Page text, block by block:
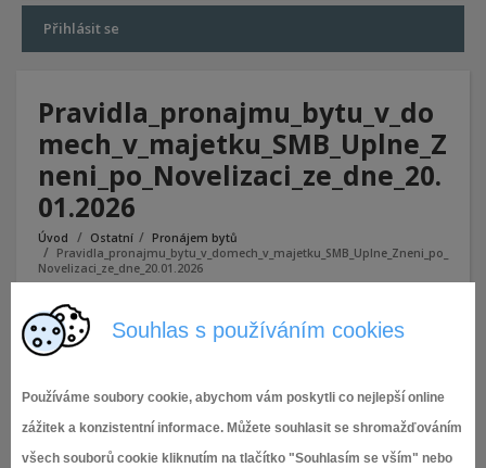
Souhlas s používáním cookies
Používáme soubory cookie, abychom vám poskytli co nejlepší online
zážitek a konzistentní informace. Můžete souhlasit se shromažďováním
všech souborů cookie kliknutím na tlačítko "Souhlasím se vším" nebo
Přihlásit se
Pravidla_pronajmu_bytu_v_do
mech_v_majetku_SMB_Uplne_Z
neni_po_Novelizaci_ze_dne_20.
01.2026
Úvod Ostatní
Pronájem bytů
Pravidla_pronajmu_bytu_v_domech_v_majetku_SMB_Uplne_Zneni_po_
Novelizaci_ze_dne_20.01.2026
Pravidla_pronajmu_bytu_v_domech_v_majetku_SMB_Uplne
_Zneni_po_Novelizaci_ze_dne_20.01.2026